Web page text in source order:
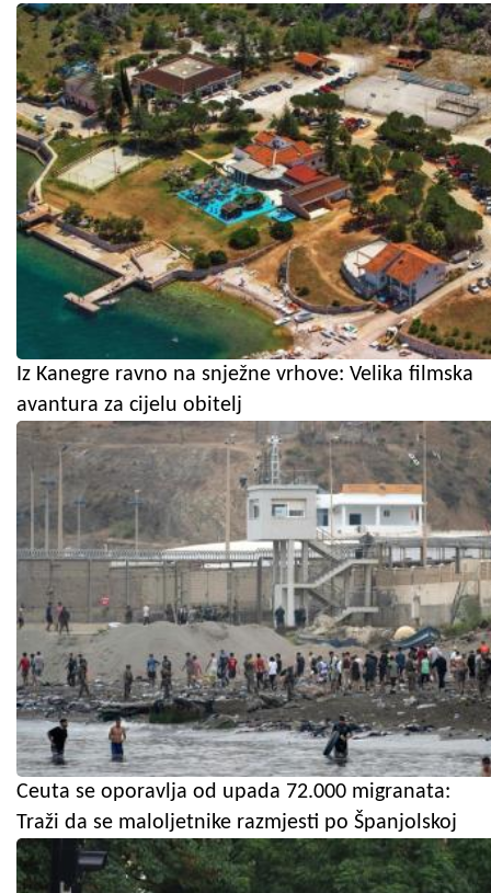
Iz Kanegre ravno na snježne vrhove: Velika filmska
avantura za cijelu obitelj
Ceuta se oporavlja od upada 72.000 migranata:
Traži da se maloljetnike razmjesti po Španjolskoj